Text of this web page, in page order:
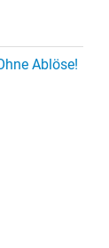
Ablöse!